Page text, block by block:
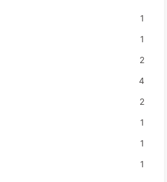
1
1
2
4
2
1
1
1